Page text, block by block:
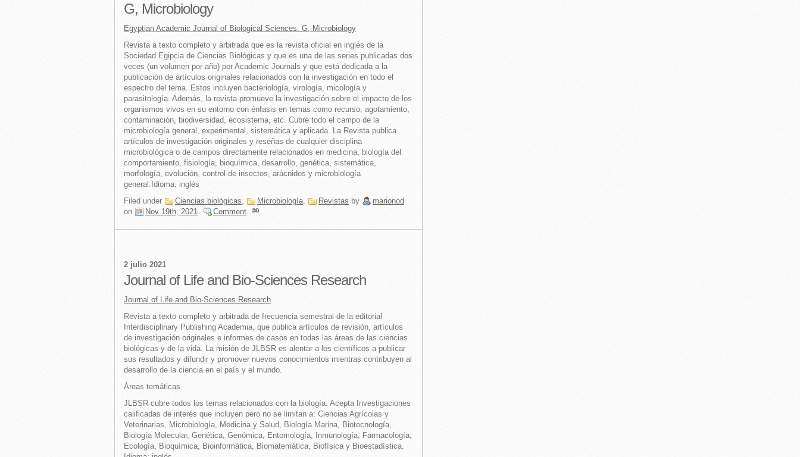
G, Microbiology
Egyptian Academic Journal of Biological Sciences. G, Microbiology
Revista a texto completo y arbitrada que es la revista oficial en inglés de la
Sociedad Egipcia de Ciencias Biológicas y que es una de las series publicadas dos
veces (un volumen por año) por Academic Journals y que está dedicada a la
publicación de artículos originales relacionados con la investigación en todo el
espectro del tema. Estos incluyen bacteriología, virología, micología y
parasitología. Además, la revista promueve la investigación sobre el impacto de los
organismos vivos en su entorno con énfasis en temas como recurso, agotamiento,
contaminación, biodiversidad, ecosistema, etc. Cubre todo el campo de la
microbiología general, experimental, sistemática y aplicada. La Revista publica
artículos de investigación originales y reseñas de cualquier disciplina
microbiológica o de campos directamente relacionados en medicina, biología del
comportamiento, fisiología, bioquímica, desarrollo, genética, sistemática,
morfología, evolución, control de insectos, arácnidos y microbiología
general.Idioma: inglés
Filed under
Ciencias biológicas, Microbiología, Revistas by
marionod
on
Nov 19th, 2021. Comment.
2 julio 2021
Journal of Life and Bio-Sciences Research
Journal of Life and Bio-Sciences Research
Revista a texto completo y arbitrada de frecuencia semestral de la editorial
Interdisciplinary Publishing Academia, que publica artículos de revisión, artículos
de investigación originales e informes de casos en todas las áreas de las ciencias
biológicas y de la vida. La misión de JLBSR es alentar a los científicos a publicar
sus resultados y difundir y promover nuevos conocimientos mientras contribuyen al
desarrollo de la ciencia en el país y el mundo.
Áreas temáticas
JLBSR cubre todos los temas relacionados con la biología. Acepta Investigaciones
calificadas de interés que incluyen pero no se limitan a: Ciencias Agrícolas y
Veterinarias, Microbiología, Medicina y Salud, Biología Marina, Biotecnología,
Biología Molecular, Genética, Genómica, Entomología, Inmunología, Farmacología,
Ecología, Bioquímica, Bioinformática, Biomatemática, Biofísica y Bioestadística.